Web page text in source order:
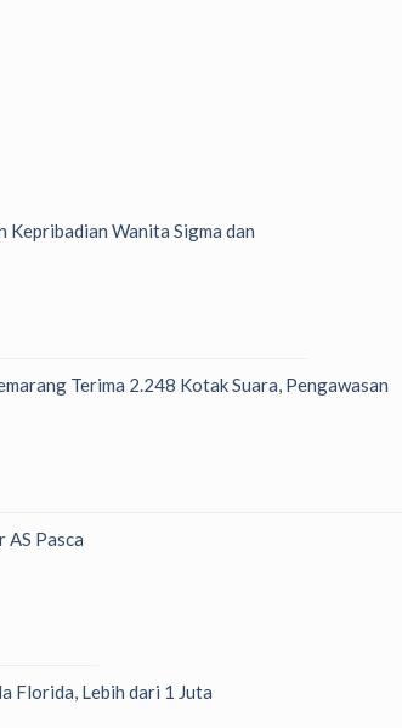
Kepribadian Wanita Sigma dan
Terima 2.248 Kotak Suara, Pengawasan
AS Pasca
Florida, Lebih dari 1 Juta